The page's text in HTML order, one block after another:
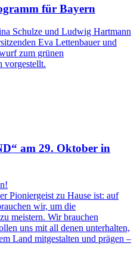
für Bayern
Schulze und Ludwig Hartmann
Eva Lettenbauer und
zum grünen
vorgestellt.
am 29. Oktober in
Pioniergeist zu Hause ist: auf
wir, um die
meistern. Wir brauchen
uns mit all denen unterhalten,
Land mitgestalten und prägen –